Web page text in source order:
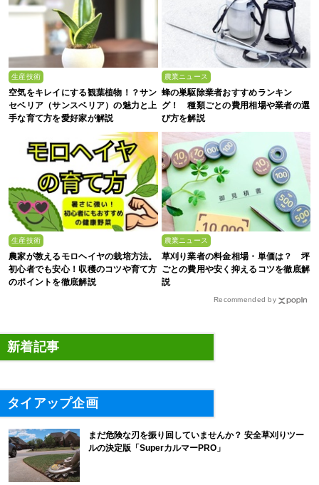
生産技術
空気をキレイにする観葉植物！？サン
セベリア（サンスベリア）の魅力と上
手な育て方を愛好家が解説
農業ニュース
蜂の巣駆除業者おすすめランキン
グ！ 種類ごとの費用相場や業者の選
び方を解説
生産技術
農家が教えるモロヘイヤの栽培方法。
初心者でも安心！収穫のコツや育て方
のポイントを徹底解説
農業ニュース
草刈り業者の料金相場・単価は？ 坪
ごとの費用や安く抑えるコツを徹底解
説
Recommended by
新着記事
タイアップ企画
まだ危険な刃を振り回していませんか？ 安全草刈りツー
ルの決定版「SuperカルマーPRO」